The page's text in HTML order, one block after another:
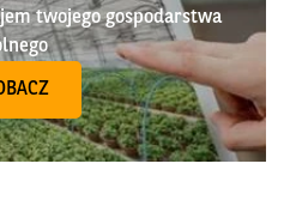
twojego gospodarstwa